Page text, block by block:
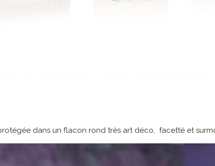
dans un flacon rond très art déco, facetté et